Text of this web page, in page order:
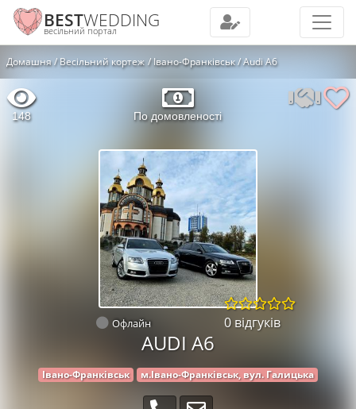
BESTWEDDING
весільний портал
Домашня Весільний кортеж Івано-Франківськ Audi A6
148 По домовленості
Офлайн 0 відгуків
AUDI A6
Івано-Франківськ м.Івано-Франківськ, вул. Галицька